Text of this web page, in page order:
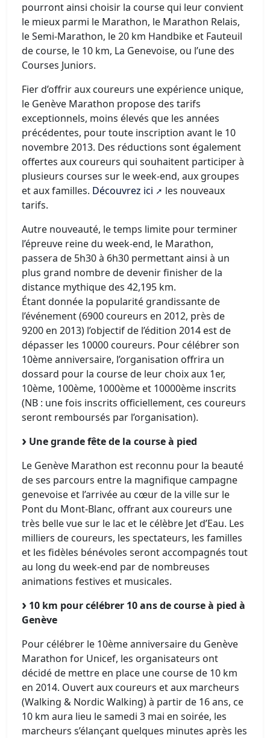
pourront ainsi choisir la course qui leur convient
le mieux parmi le Marathon, le Marathon Relais,
le Semi-Marathon, le 20 km Handbike et Fauteuil
de course, le 10 km, La Genevoise, ou l’une des
Courses Juniors.
Fier d’offrir aux coureurs une expérience unique,
le Genève Marathon propose des tarifs
exceptionnels, moins élevés que les années
précédentes, pour toute inscription avant le 10
novembre 2013. Des réductions sont également
offertes aux coureurs qui souhaitent participer à
plusieurs courses sur le week-end, aux groupes
et aux familles. Découvrez ici
les nouveaux
tarifs.
Autre nouveauté, le temps limite pour terminer
l’épreuve reine du week-end, le Marathon,
passera de 5h30 à 6h30 permettant ainsi à un
plus grand nombre de devenir finisher de la
distance mythique des 42,195 km.
Étant donnée la popularité grandissante de
l’événement (6900 coureurs en 2012, près de
9200 en 2013) l’objectif de l’édition 2014 est de
dépasser les 10000 coureurs. Pour célébrer son
10ème anniversaire, l’organisation offrira un
dossard pour la course de leur choix aux 1er,
10ème, 100ème, 1000ème et 10000ème inscrits
(NB : une fois inscrits officiellement, ces coureurs
seront remboursés par l’organisation).
Une grande fête de la course à pied
Le Genève Marathon est reconnu pour la beauté
de ses parcours entre la magnifique campagne
genevoise et l’arrivée au cœur de la ville sur le
Pont du Mont-Blanc, offrant aux coureurs une
très belle vue sur le lac et le célèbre Jet d’Eau. Les
milliers de coureurs, les spectateurs, les familles
et les fidèles bénévoles seront accompagnés tout
au long du week-end par de nombreuses
animations festives et musicales.
10 km pour célébrer 10 ans de course à pied à
Genève
Pour célébrer le 10ème anniversaire du Genève
Marathon for Unicef, les organisateurs ont
décidé de mettre en place une course de 10 km
en 2014. Ouvert aux coureurs et aux marcheurs
(Walking & Nordic Walking) à partir de 16 ans, ce
10 km aura lieu le samedi 3 mai en soirée, les
marcheurs s’élançant quelques minutes après les